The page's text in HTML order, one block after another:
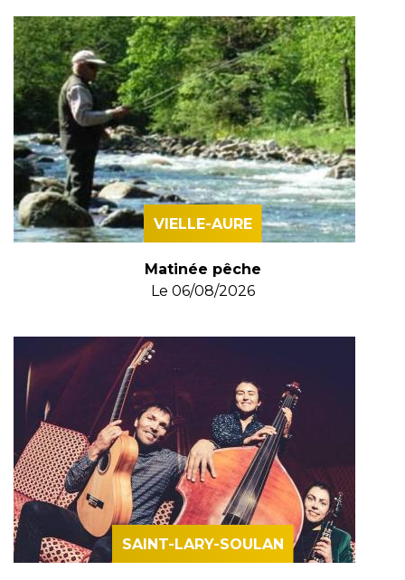
VIELLE-AURE
Matinée pêche
Le 06/08/2026
SAINT-LARY-SOULAN